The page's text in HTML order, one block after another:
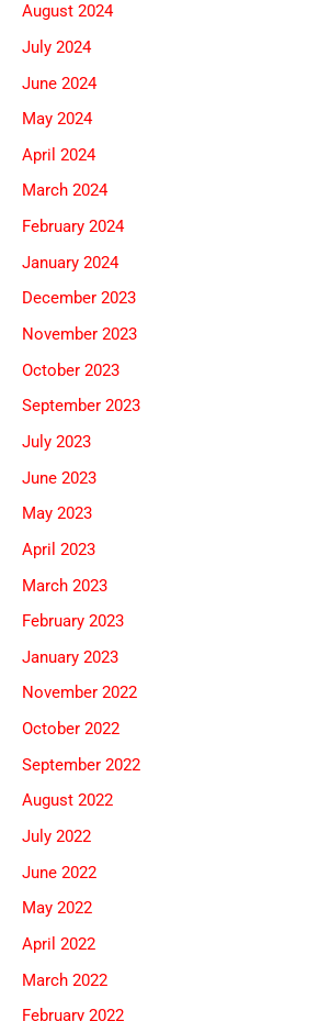
August 2024
July 2024
June 2024
May 2024
April 2024
March 2024
February 2024
January 2024
December 2023
November 2023
October 2023
September 2023
July 2023
June 2023
May 2023
April 2023
March 2023
February 2023
January 2023
November 2022
October 2022
September 2022
August 2022
July 2022
June 2022
May 2022
April 2022
March 2022
February 2022